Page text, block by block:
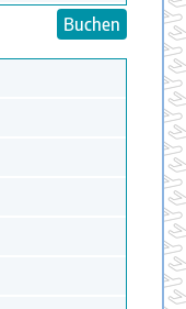
Buchen